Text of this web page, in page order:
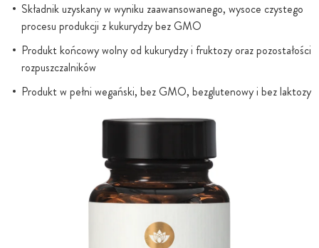
Składnik uzyskany w wyniku zaawansowanego, wysoce czystego
procesu produkcji z kukurydzy bez GMO
Produkt końcowy wolny od kukurydzy i fruktozy oraz pozostałości
rozpuszczalników
Produkt w pełni wegański, bez GMO, bezglutenowy i bez laktozy